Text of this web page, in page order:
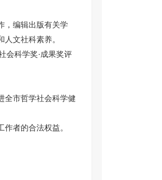
编辑出版有关学
文社科素养。
会科学奖·成果奖评
市哲学社会科学健
者的合法权益。